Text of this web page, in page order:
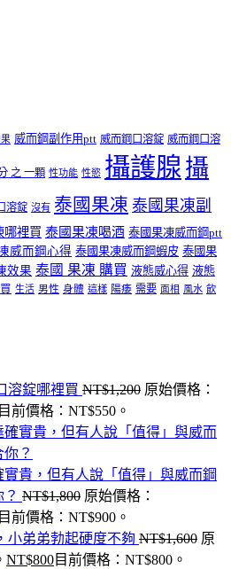
威而鋼副作用ptt 威而鋼口溶錠 威而鋼口溶
之 一顆 性功能 性慾 攝護腺 攝
溶錠 沒有 泰國果凍 泰國果凍副
哪裡買 泰國果凍喝酒 泰國果凍威而鋼ptt
威而鋼心得 泰國果凍威而鋼蝦皮 泰國果
效果 泰國 果凍 購買 液態威心得 液態
生活 男性 身體 這樣 陽痿 需要 面相 風水 飲
溶錠哪裡買 NT$1,200 原始價格：
目前價格：NT$550。
貴，但有人說「值得」與威而鋼
NT$1,800 原始價格：
目前價格：NT$900。
小弟弟勃起硬度不夠 NT$1,600 原
NT$800目前價格：NT$800。